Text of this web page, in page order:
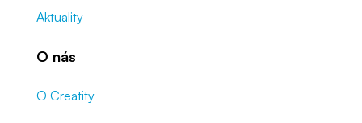
Aktuality
O nás
O Creatity